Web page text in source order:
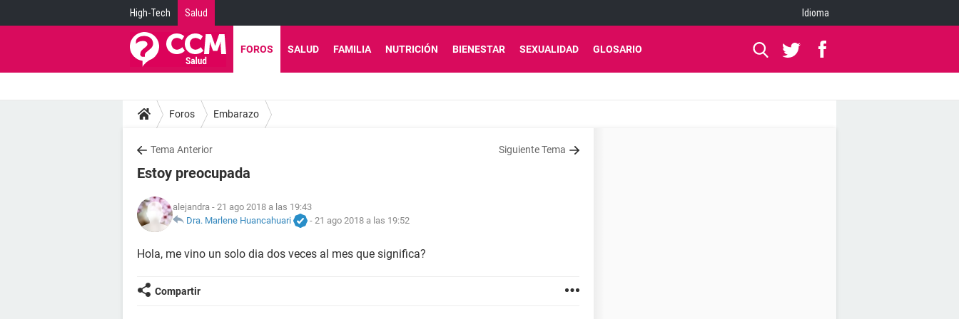
High-Tech Salud Idioma
FOROS SALUD FAMILIA NUTRICIÓN BIENESTAR SEXUALIDAD GLOSARIO
Foros Embarazo
Tema Anterior Siguiente Tema
Estoy preocupada
alejandra - 21 ago 2018 a las 19:43
Dra. Marlene Huancahuari
- 21 ago 2018 a las 19:52
Hola, me vino un solo dia dos veces al mes que significa?
Compartir